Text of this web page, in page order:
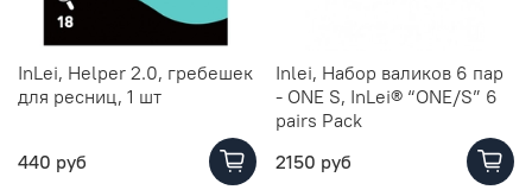
InLei, Helper 2.0, гребешек
для ресниц, 1 шт
440 руб
Inlei, Набор валиков 6 пар
- ONE S, InLei® “ONE/S” 6
pairs Pack
2150 руб